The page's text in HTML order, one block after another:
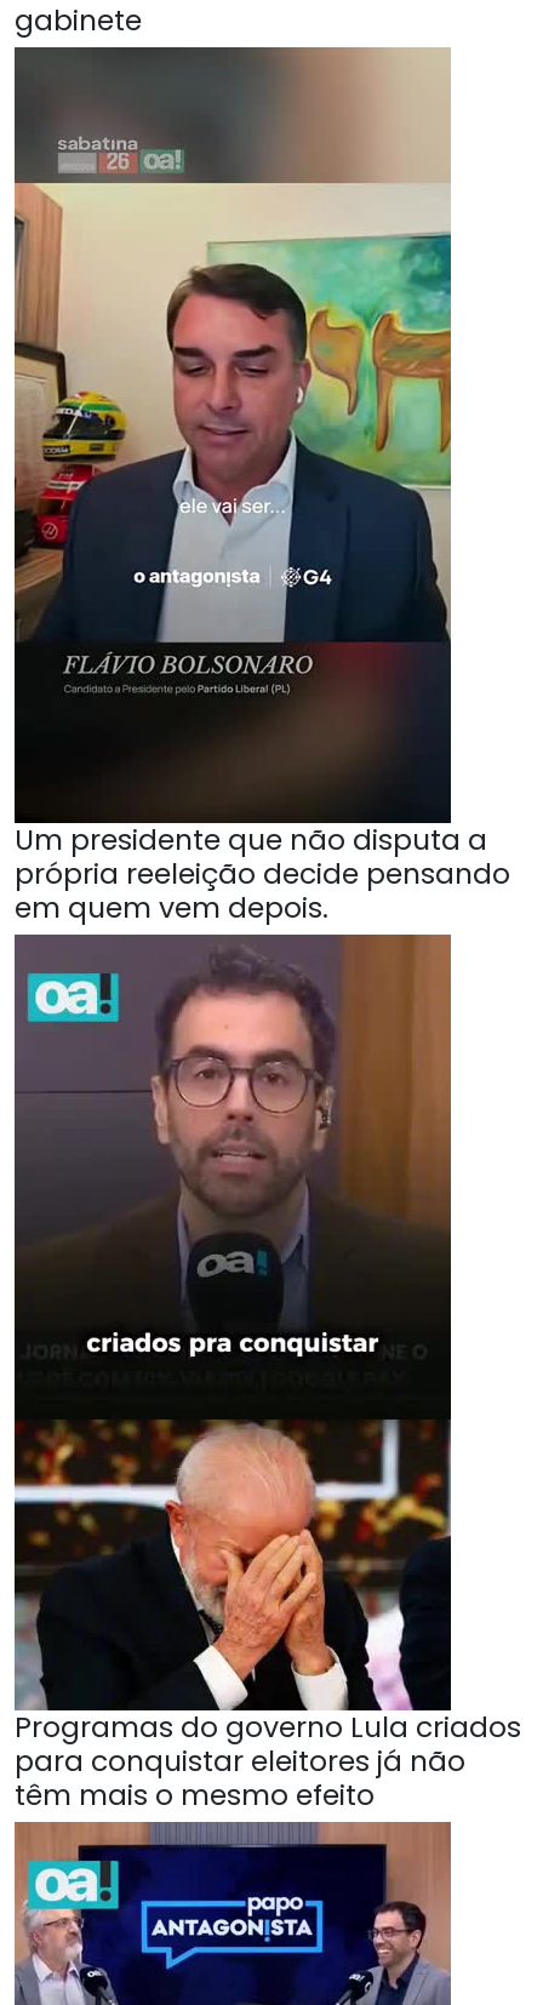
gabinete
Um presidente que não disputa a
própria reeleição decide pensando
em quem vem depois.
Programas do governo Lula criados
para conquistar eleitores já não
têm mais o mesmo efeito